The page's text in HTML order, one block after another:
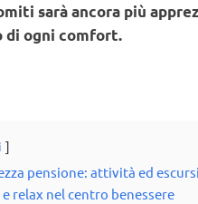
sarà ancora più
di ogni comfort.
pensione: attività ed
relax nel centro benessere